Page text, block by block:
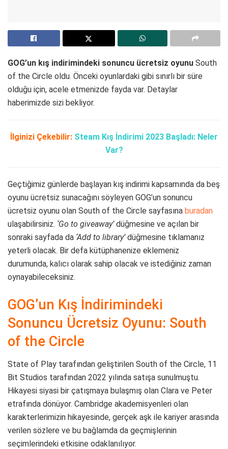
GOG’un kış indirimindeki sonuncu ücretsiz oyunu South
of the Circle oldu. Önceki oyunlardaki gibi sınırlı bir süre
olduğu için, acele etmenizde fayda var. Detaylar
haberimizde sizi bekliyor.
İlginizi Çekebilir: Steam Kış İndirimi 2023 Başladı: Neler
Var?
Geçtiğimiz günlerde başlayan kış indirimi kapsamında da beş
oyunu ücretsiz sunacağını söyleyen GOG’un sonuncu
ücretsiz oyunu olan South of the Circle sayfasına buradan
ulaşabilirsiniz. ‘Go to giveaway’düğmesine ve açılan bir
sonraki sayfada da ‘Add to library’düğmesine tıklamanız
yeterli olacak. Bir defa kütüphanenize eklemeniz
durumunda, kalıcı olarak sahip olacak ve istediğiniz zaman
oynayabileceksiniz.
GOG’un Kış İndirimindeki
Sonuncu Ücretsiz Oyunu: South
of the Circle
State of Play tarafından geliştirilen South of the Circle, 11
Bit Studios tarafından 2022 yılında satışa sunulmuştu.
Hikayesi siyasi bir çatışmaya bulaşmış olan Clara ve Peter
etrafında dönüyor. Cambridge akademisyenleri olan
karakterlerimizin hikayesinde, gerçek aşk ile kariyer arasında
verilen sözlere ve bu bağlamda da geçmişlerinin
seçimlerindeki etkisine odaklanılıyor.